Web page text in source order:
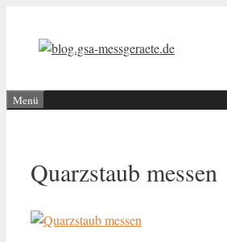
springen
Menü
Quarzstaub messen